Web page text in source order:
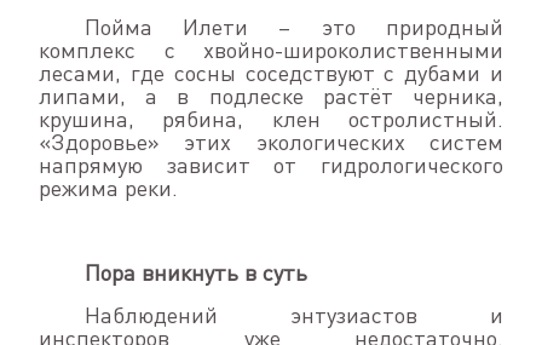
Пойма Илети – это природный
комплекс с хвойно-широколиственными
лесами, где сосны соседствуют с дубами и
липами, а в подлеске растёт черника,
крушина, рябина, клен остролистный.
«Здоровье» этих экологических систем
напрямую зависит от гидрологического
режима реки.
Пора вникнуть в суть
Наблюдений энтузиастов и
инспекторов уже недостаточно.